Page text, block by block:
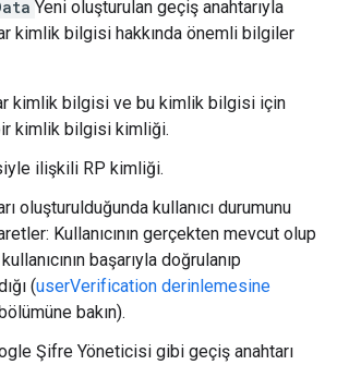
Yeni oluşturulan geçiş anahtarıyla
kimlik bilgisi hakkında önemli bilgiler
kimlik bilgisi ve bu kimlik bilgisi için
kimlik bilgisi kimliği.
ilişkili RP kimliği.
oluşturulduğunda kullanıcı durumunu
Kullanıcının gerçekten mevcut olup
başarıyla doğrulanıp
(userVerification derinlemesine
bakın).
Şifre Yöneticisi gibi geçiş anahtarı